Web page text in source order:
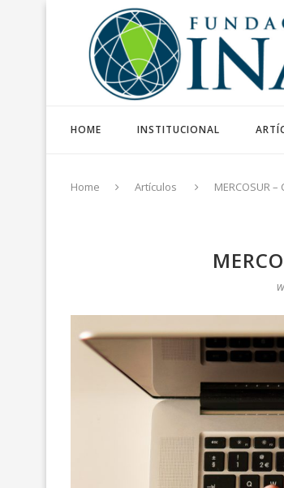
HOME INSTITUCIONAL
Home Artículos MERCOSUR –